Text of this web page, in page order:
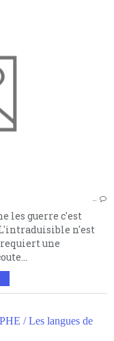
…
les guerre c'est
n'est
une
/ Les langues de